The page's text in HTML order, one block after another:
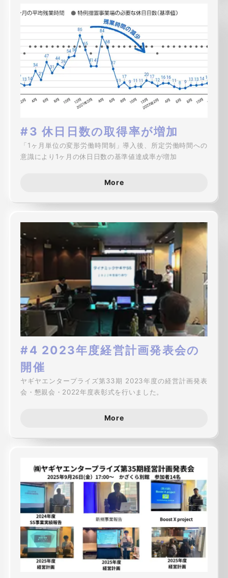
#3 休日日数の取得率が増加
「1ヶ月単位の変形労働時間制」導入後、所定労働時間への
意識により1ヶ月の休日日数の基準値達成率が増加
More
#4 2023年度経営計画発表会の
開催
ヤギヤエンタープライズ第33期 2023年度の経営計画発表
会・懇親会・2022年度表彰式を行いました。
More